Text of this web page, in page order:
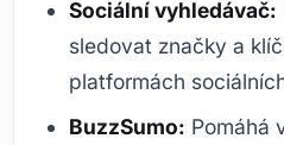
Sociální vyhledávač:
sledovat značky a
platformách
BuzzSumo: Pomáhá